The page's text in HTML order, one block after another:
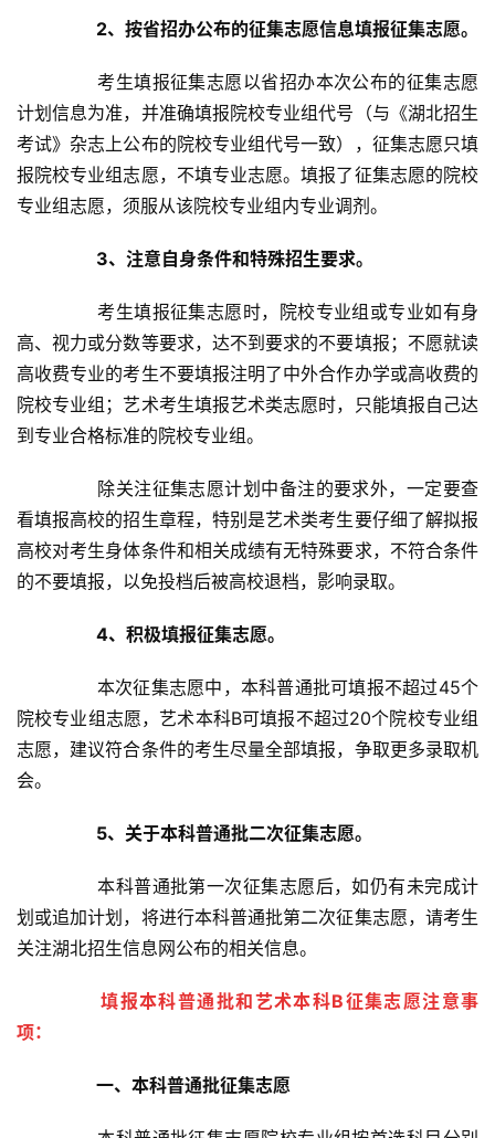
武
办
2、 按省招办公布的征集志愿信息填报征集志愿。
计划信息为准，并准确填报院校专业组代号（与《湖北招生
考试》杂志上公布的院校专业组代号一致），征集志愿只填
报院校专业组志愿，不填专业志愿。填报了征集志愿的院校
专业组志愿，须服从该院校专业组内专业调剂。
3、 注意自身条件和特殊招生要求。
高、视力或分数等要求，达不到要求的不要填报；不愿就读
高收费专业的考生不要填报注明了中外合作办学或高收费的
院校专业组；艺术考生填报艺术类志愿时，只能填报自己达
到专业合格标准的院校专业组。
看填报高校的招生章程，特别是艺术类考生要仔细了解拟报
高校对考生身体条件和相关成绩有无特殊要求，不符合条件
的不要填报，以免投档后被高校退档，影响录取。
4、 积极填报征集志愿。
院校专业组志愿，艺术本科B可填报不超过20个院校专业组
志愿，建议符合条件的考生尽量全部填报，争取更多录取机
会。
5、 关于本科普通批二次征集志愿。
划或追加计划，将进行本科普通批第二次征集志愿，请考生
关注湖北招生信息网公布的相关信息。
填报本科普通批和艺术本科B征集志愿注意事
项：
一、本科普通批征集志愿